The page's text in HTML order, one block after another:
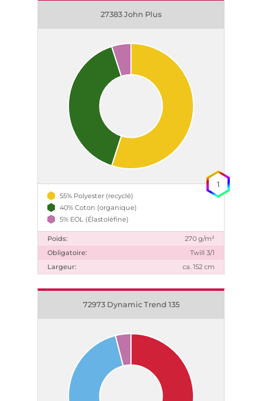
27383 John Plus
55% Polyester (recyclé)
40% Coton (organique)
5% EOL (Élastoléfine)
Poids:
270 g/m²
Obligatoire:
Twill 3/1
Largeur:
ca. 152 cm
1
72973 Dynamic Trend 135